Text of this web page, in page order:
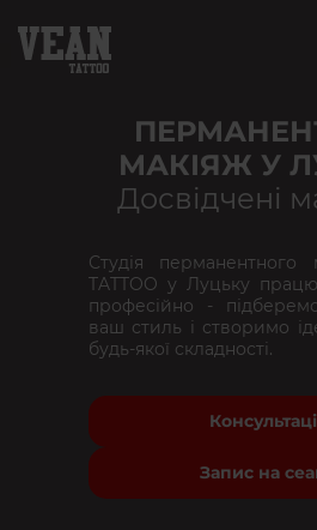
МАКІЯЖ У
Досвідчені
Студія перманентного
TATTOO у Луцьку
професійно -
ваш стиль і створимо
будь-якої складності.
Запис на